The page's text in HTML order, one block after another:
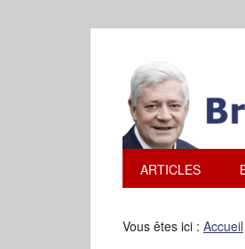
ARTICLES
Vous êtes ici : Accueil